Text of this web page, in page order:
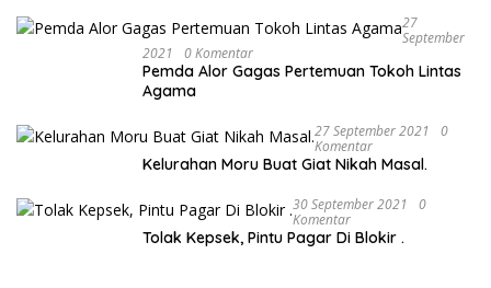
27
September
2021
0 Komentar
Pemda Alor Gagas Pertemuan Tokoh Lintas
Agama
27 September 2021
0
Komentar
Kelurahan Moru Buat Giat Nikah Masal.
30 September 2021
0
Komentar
Tolak Kepsek, Pintu Pagar Di Blokir .